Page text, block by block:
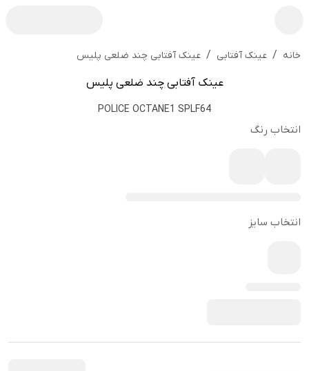
خانه / عینک آفتابی / عینک آفتابی چند ضلعی پلیس
عینک آفتابی چند ضلعی پلیس
POLICE OCTANE1 SPLF64
انتخاب رنگ
انتخاب سایز